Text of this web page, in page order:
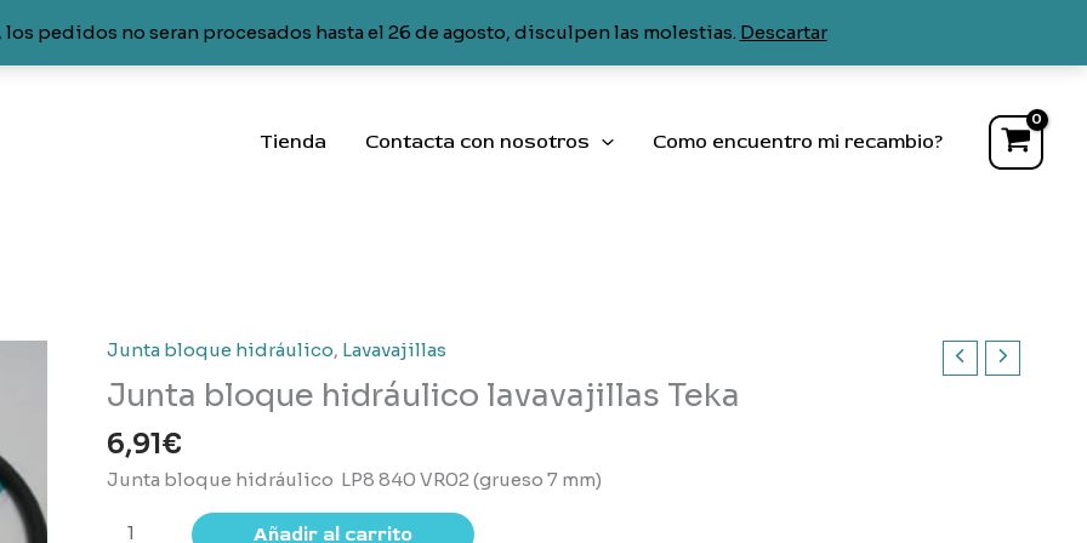
pedidos no seran procesados hasta el 26 de agosto, disculpen las molestias. Descartar
Tienda Contacta con nosotros Como encuentro mi recambio?
Junta bloque hidráulico, Lavavajillas
Junta bloque hidráulico lavavajillas Teka
6,91€
Junta bloque hidráulico LP8 840 VR02 (grueso 7 mm)
Junta
Añadir al carrito
lavavajillas
Teka